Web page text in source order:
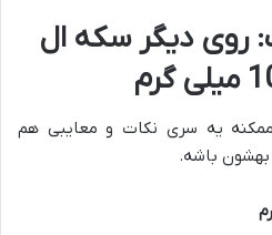
روی دیگر سکه ال
ممکنه یه سری نکات و معایبی هم
بهشون باشه.